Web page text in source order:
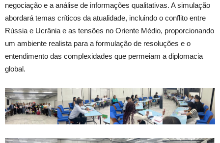
negociação e a análise de informações qualitativas. A simulação
abordará temas críticos da atualidade, incluindo o conflito entre
Rússia e Ucrânia e as tensões no Oriente Médio, proporcionando
um ambiente realista para a formulação de resoluções e o
entendimento das complexidades que permeiam a diplomacia
global.